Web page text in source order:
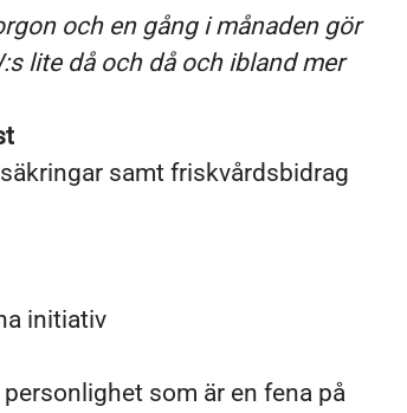
och en gång i månaden gör
lite då och då och ibland mer
samt friskvårdsbidrag
initiativ
som är en fena på